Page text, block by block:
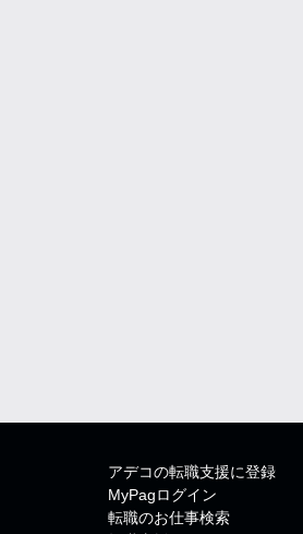
アデコの転職支援に登録
MyPagログイン
転職のお仕事検索